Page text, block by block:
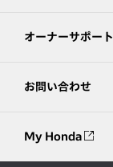
オーナーサポート
お問い合わせ
My Honda